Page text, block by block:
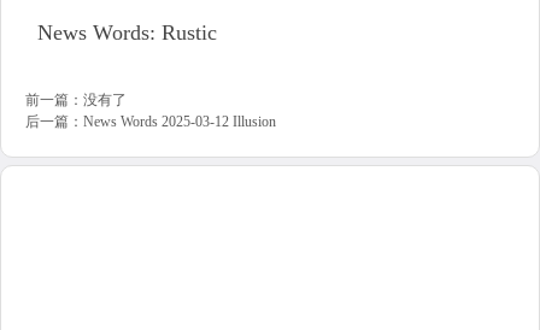
News Words: Rustic
前一篇：没有了
后一篇： News Words 2025-03-12 Illusion